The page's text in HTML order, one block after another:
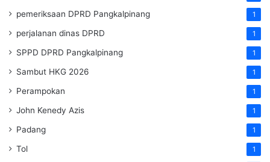
pemeriksaan DPRD Pangkalpinang 1
perjalanan dinas DPRD 1
SPPD DPRD Pangkalpinang 1
Sambut HKG 2026 1
Perampokan 1
John Kenedy Azis 1
Padang 1
Tol 1